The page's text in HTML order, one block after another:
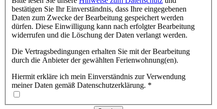
bestätigen Sie Ihr Einverständnis, dass Ihre eingegebenen
Daten zum Zwecke der Bearbeitung gespeichert werden
dürfen. Diese Einwilligung kann nach erfolgter Bearbeitung
widerrufen und die Löschung der Daten verlangt werden.
Die Vertragsbedingungen erhalten Sie mit der Bearbeitung
durch die Anbieter der gewählten Ferienwohnung(en).
Hiermit erkläre ich mein Einverständnis zur Verwendung
meiner Daten gemäß Datenschutzerklärung. *